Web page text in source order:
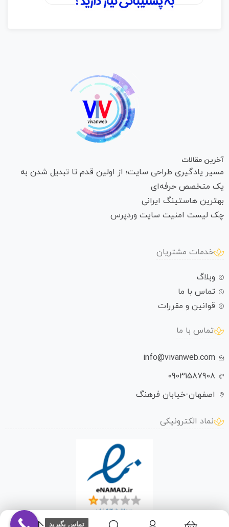
آخرین مقالات
مسیر یادگیری طراحی سایت؛ از اولین قدم تا تبدیل شدن به
یک متخصص حرفه‌ای
بهترین هاستینگ ایرانی
چک لیست امنیت سایت وردپرس
خدمات مشتریان
وبلاگ
تماس با ما
قوانین و مقررات
تماس با ما
info@vivanweb.com
09031587908
اصفهان-خیابان فرهنگ
نماد الکترونیکی
تماس بگیرید